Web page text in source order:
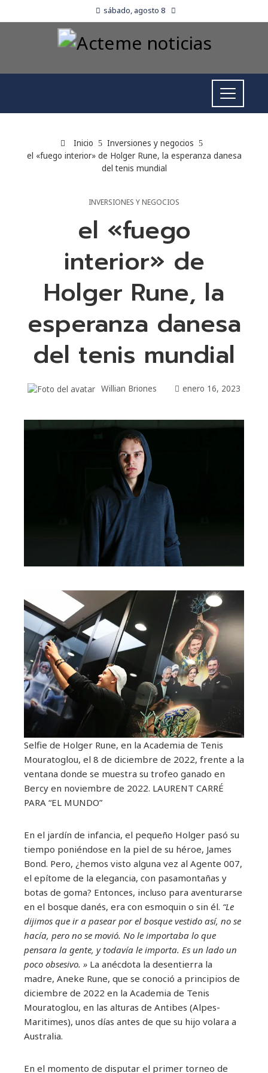
sábado, agosto 8
Inicio
Inversiones y negocios
el «fuego interior» de Holger Rune, la esperanza danesa
del tenis mundial
INVERSIONES Y NEGOCIOS
el «fuego
interior» de
Holger Rune, la
esperanza danesa
del tenis mundial
Willian Briones enero 16, 2023
Selfie de Holger Rune, en la Academia de Tenis
Mouratoglou, el 8 de diciembre de 2022, frente a la
ventana donde se muestra su trofeo ganado en
Bercy en noviembre de 2022. LAURENT CARRÉ
PARA “EL MUNDO”
En el jardín de infancia, el pequeño Holger pasó su
tiempo poniéndose en la piel de su héroe, James
Bond. Pero, ¿hemos visto alguna vez al Agente 007,
el epítome de la elegancia, con pasamontañas y
botas de goma? Entonces, incluso para aventurarse
en el bosque danés, era con esmoquin o sin él. “Le
dijimos que ir a pasear por el bosque vestido así, no se
hacía, pero no se movió. No le importaba lo que
pensara la gente, y todavía le importa. Es un lado un
poco obsesivo. » La anécdota la desentierra la
madre, Aneke Rune, que se conoció a principios de
diciembre de 2022 en la Academia de Tenis
Mouratoglou, en las alturas de Antibes (Alpes-
Maritimes), unos días antes de que su hijo volara a
Australia.
En el momento de disputar el primer torneo de